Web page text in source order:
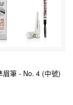
眉筆 - No. 4 (中號)